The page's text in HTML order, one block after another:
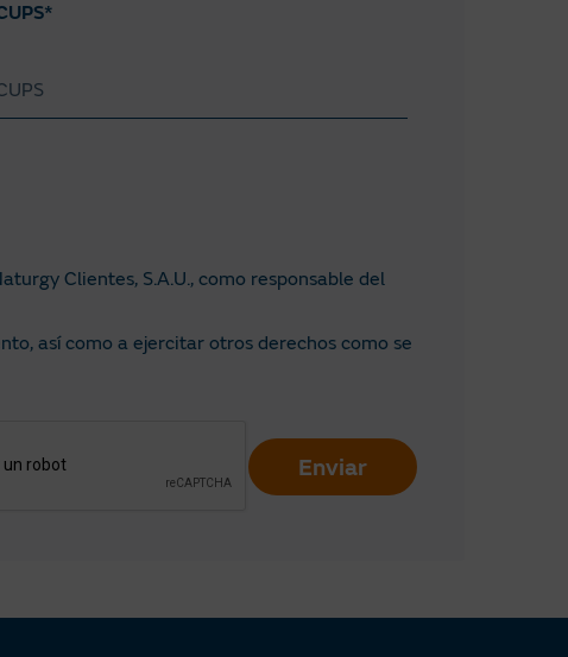
Clientes, S.A.U., como responsable del
así como a ejercitar otros derechos como se
Enviar